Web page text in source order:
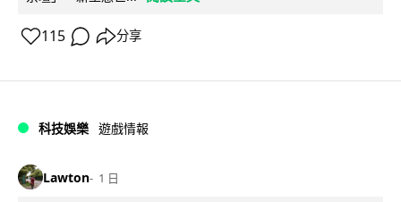
115 分享
科技娛樂 遊戲情報
Lawton 1 日